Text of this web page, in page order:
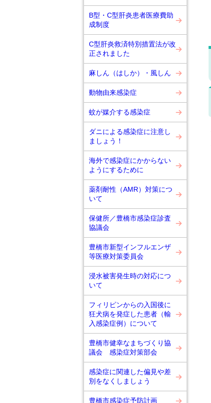
B型・C型肝炎患者医療費助
成制度
C型肝炎救済特別措置法が改
正されました
麻しん（はしか）・風しん
動物由来感染症
蚊が媒介する感染症
ダニによる感染症に注意し
ましょう！
海外で感染症にかからない
ようにするために
薬剤耐性（AMR）対策につ
いて
保健所／豊橋市感染症診査
協議会
豊橋市新型インフルエンザ
等医療対策委員会
浸水被害発生時の対応につ
いて
フィリピンからの入国後に
狂犬病を発症した患者（輸
入感染症例）について
豊橋市健幸なまちづくり協
議会 感染症対策部会
感染症に関連した偏見や差
別をなくしましょう
豊橋市感染症予防計画